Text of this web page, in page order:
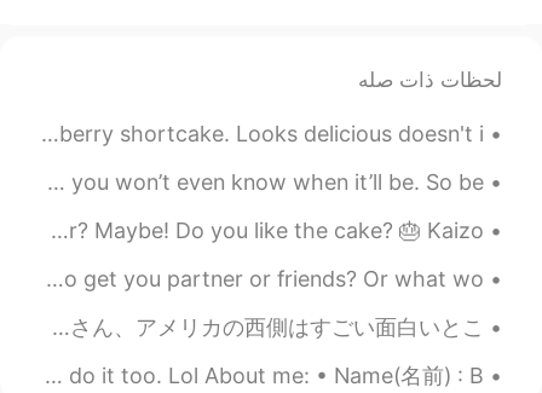
EN
ES
JP
JP
クリスマスの日🎄🎅でめっちゃ辛いカ
レー🍛を
レー🍛を作った！
全部の家族はいっぱい食べた。
لحظات ذات صله
This will be the next cake I will bake - Japanese strawberry shortcake. Looks delicious doesn't i...
Everyone in your life will have a last day with you and you won’t even know when it’ll be. So be ...
Happy birthday to me. Another year older another year wiser? Maybe! Do you like the cake? 🎂 Kaizo...
Do you celebrate Valentine’s Day? What are you planning to get you partner or friends? Or what wo...
5年前からうちの母はミシガン州からアリゾナ州に引っ越して、よく母に会いに行きます。母はアリゾナ州の生活を楽しんでいて、新しい生活に満足しています。日本人の皆さん、アメリカの西側はすごい面白いとこ...
It’s a trend that everyone seems to be doing. So... I’ll do it too. Lol About me: • Name(名前) : B...